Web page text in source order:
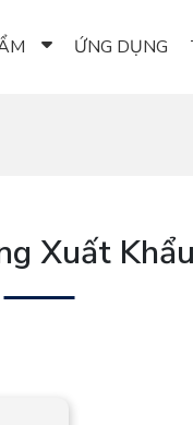
ỨNG DỤNG
Xuất